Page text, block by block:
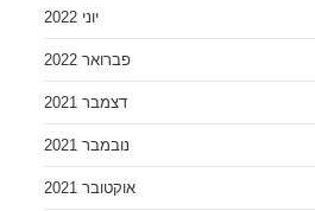
יוני 2022
פברואר 2022
דצמבר 2021
נובמבר 2021
אוקטובר 2021